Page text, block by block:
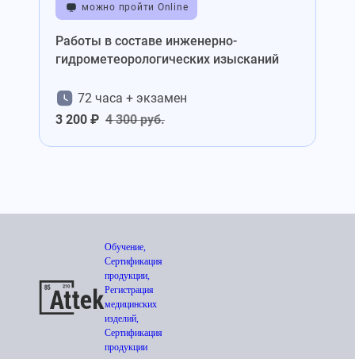
можно пройти Online
Работы в составе инженерно-
гидрометеорологических изысканий
72 часа + экзамен
3 200 ₽ 4 300 руб.
Обучение,
Сертификация
продукции,
Регистрация
медицинских
изделий,
Сертификация
продукции